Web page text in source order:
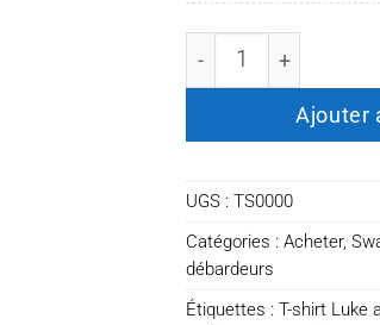
quantité de T-shirt
Ajouter
UGS : TS0000
Catégories : Acheter,
débardeurs
Étiquettes : T-shirt Luke